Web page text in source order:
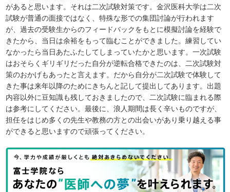
があると思います。それは二次試験対策です。金沢医科大学は二次
試験が普通の面接ではなく、特殊な形での集団討論が行われます
が、過去の受験生からのフィードバックをもとに模擬討論を経験で
きたから、当日は余裕をもって臨むことができました。練習してい
なかったら当日あたふたしてしまっていたかと思います。一次試験
はおそらくギリギリだった自分が逆転合格できたのは、二次試験対
策のおかげもあったと言えます。だから自分が二次試験で体験して
きた事は来年以降のためにきちんと記して提出してあります。出題
内容以外に豆知識も残しておきましたので、二次試験に臨まれる際
は参考にしてください。最後に、浪人期間は長く辛いものですが、
担任をはじめ多くの先生や教務の方との出会いがあり乗り越える事
ができると思いますので頑張ってください。